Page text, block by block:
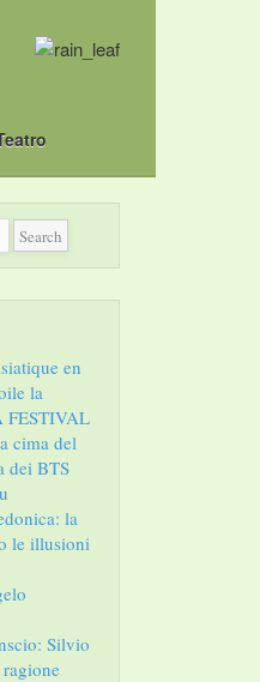
en
la
FESTIVAL
cima del
dei BTS
la
le illusioni
Silvio